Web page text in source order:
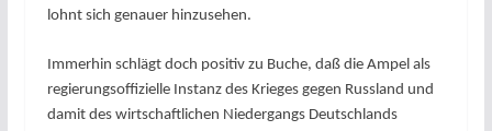
lohnt sich genauer hinzusehen.
Immerhin schlägt doch positiv zu Buche, daß die Ampel als
regierungsoffizielle Instanz des Krieges gegen Russland und
damit des wirtschaftlichen Niedergangs Deutschlands